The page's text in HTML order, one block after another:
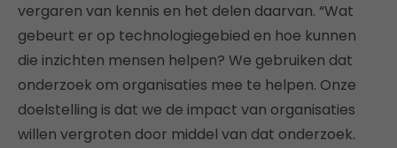
vergaren van kennis en het delen daarvan. “Wat
gebeurt er op technologiegebied en hoe kunnen
die inzichten mensen helpen? We gebruiken dat
onderzoek om organisaties mee te helpen. Onze
doelstelling is dat we de impact van organisaties
willen vergroten door middel van dat onderzoek.